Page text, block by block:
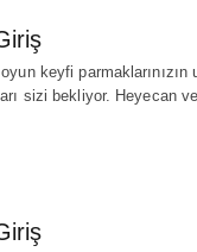
keyfi parmaklarınızın
sizi bekliyor. Heyecan